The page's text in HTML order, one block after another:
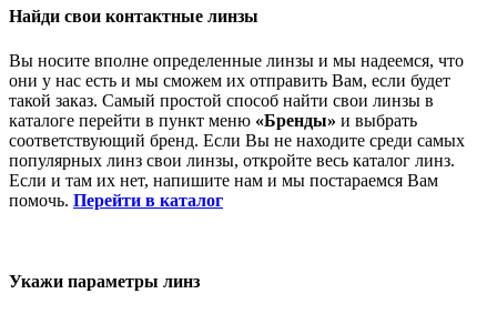
Найди свои контактные линзы
Вы носите вполне определенные линзы и мы надеемся, что
они у нас есть и мы сможем их отправить Вам, если будет
такой заказ. Самый простой способ найти свои линзы в
каталоге перейти в пункт меню «Бренды» и выбрать
соответствующий бренд. Если Вы не находите среди самых
популярных линз свои линзы, откройте весь каталог линз.
Если и там их нет, напишите нам и мы постараемся Вам
помочь. Перейти в каталог
Укажи параметры линз